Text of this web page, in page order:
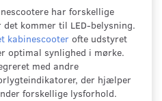
har forskellige
kommer til LED-belysning.
kabinescooter ofte udstyret
optimal synlighed i mørke.
med andre
der hjælper
forskellige lysforhold.